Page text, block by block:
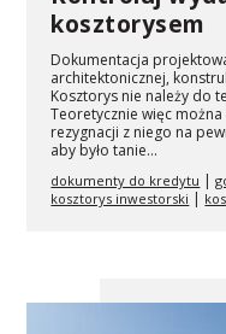
kosztorysem
Dokumentacja
architektonicznej,
Kosztorys nie należy do
Teoretycznie więc
rezygnacji z niego na
aby było tanie...
dokumenty do kredytu |
kosztorys inwestorski |